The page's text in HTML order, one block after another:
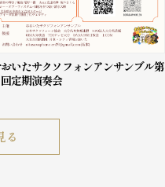
いたサクソフォンアンサンブル第
回定期演奏会
る